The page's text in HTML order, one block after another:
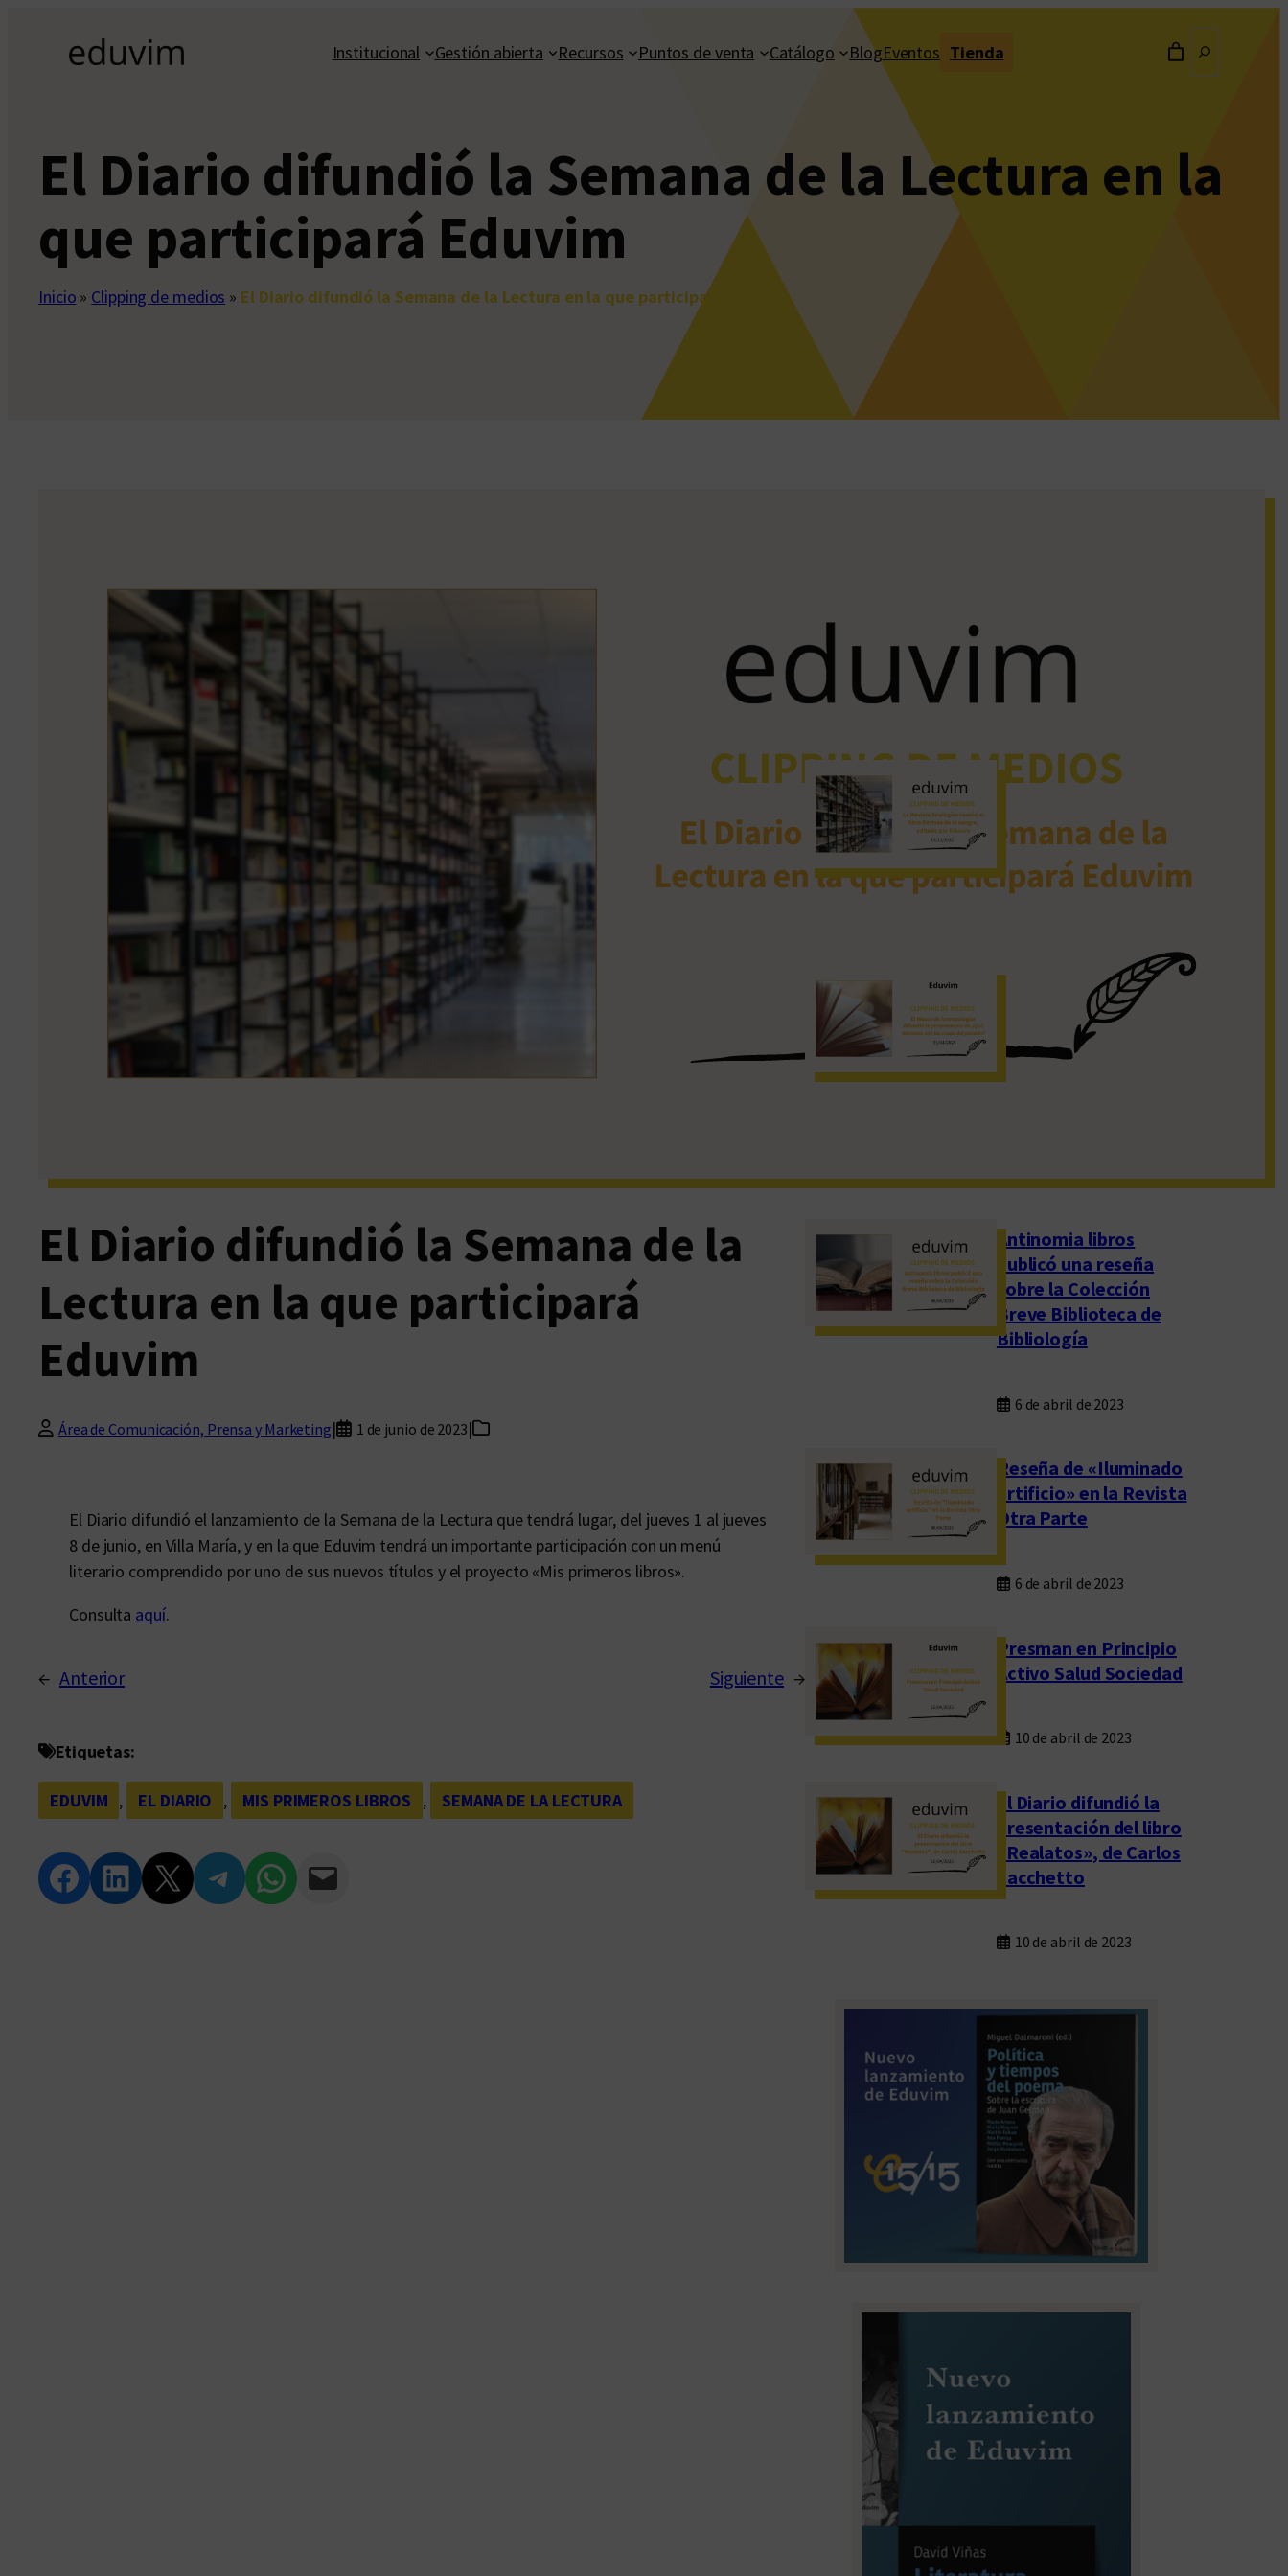
contenido
Institucional Gestión abierta Recursos Puntos de venta Catálogo BlogEventos Tienda
El Diario difundió la Semana de la Lectura en la
que participará Eduvim
Inicio » Clipping de medios » El Diario difundió la Semana de la Lectura en la que participará Eduvim
El Diario difundió la Semana de la
Lectura en la que participará
Eduvim
Área de Comunicación, Prensa y Marketing| 1 de junio de 2023|
El Diario difundió el lanzamiento de la Semana de la Lectura que tendrá lugar, del jueves 1 al jueves
8 de junio, en Villa María, y en la que Eduvim tendrá un importante participación con un menú
literario comprendido por uno de sus nuevos títulos y el proyecto «Mis primeros libros».
Consulta aquí.
← Anterior Siguiente →
Etiquetas:
EDUVIM , EL DIARIO , MIS PRIMEROS LIBROS , SEMANA DE LA LECTURA
Compartir en Facebook Compartir en LinkedIn Compartir en Twitter Compartir en Telegram Compartir en WhatsApp Compartir vía Email
Antiguos clipping de
medios
La Revista Analogías
de la sangre, editado
por Eduvim
El Museo de
Antropologías
difundió la
presentación de
«¿Qué hacemos con
1 de abril de 2023
Antinomia libros
publicó una reseña
sobre la Colección
Breve Biblioteca de
Bibliología
6 de abril de 2023
Reseña de «Iluminado
artificio» en la Revista
Otra Parte
6 de abril de 2023
Presman en Principio
Activo Salud Sociedad
10 de abril de 2023
El Diario difundió la
presentación del libro
«Realatos», de Carlos
Sacchetto
10 de abril de 2023